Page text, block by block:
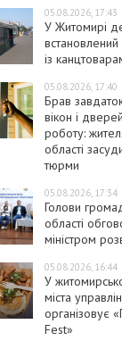
05.08.2026, 17:43
У Житомирі
із
05.08.2026, 17:40
Брав
вікон і
роботу:
області
тюрми
05.08.2026, 17:34
Голови
області
міністром
05.08.2026, 16:44
У
міста
організовує
Fest»